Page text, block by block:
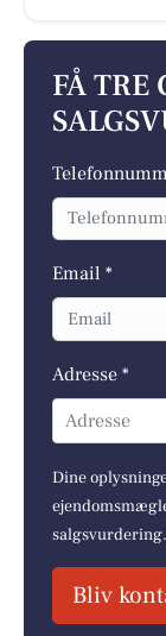
FÅ TRE
Email *
Adresse *
Adresse
Dine
salgsvurdering.
Bliv